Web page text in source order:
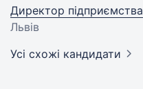
Директор підприємства
Львів
Усі схожі кандидати